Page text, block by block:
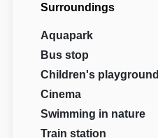
Surroundings
Aquapark
Bus stop
Children's playground
Cinema
Swimming in nature
Train station